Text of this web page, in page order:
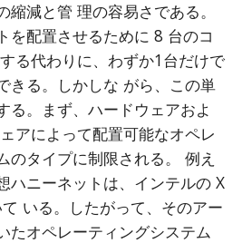
縮減と管 理の容易さである。
を配置させるために 8 台のコ
る代わりに、わずか1台だけで
きる。しかしな がら、この単
る。まず、ハードウェアおよ
アによって配置可能なオペレ
のタイプに制限される。 例え
ハニーネットは、インテルの X
いる。したがって、そのアー
たオペレーティングシステム